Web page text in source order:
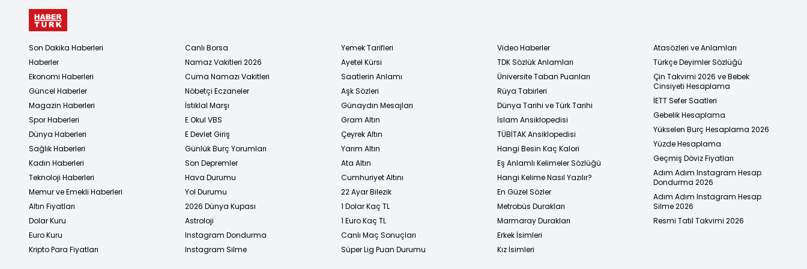
Son Dakika Haberleri
Haberler
Ekonomi Haberleri
Güncel Haberler
Magazin Haberleri
Spor Haberleri
Dünya Haberleri
Sağlık Haberleri
Kadın Haberleri
Teknoloji Haberleri
Memur ve Emekli Haberleri
Altın Fiyatları
Dolar Kuru
Euro Kuru
Kripto Para Fiyatları
Canlı Borsa
Namaz Vakitleri 2026
Cuma Namazı Vakitleri
Nöbetçi Eczaneler
İstiklal Marşı
E Okul VBS
E Devlet Giriş
Günlük Burç Yorumları
Son Depremler
Hava Durumu
Yol Durumu
2026 Dünya Kupası
Astroloji
Instagram Dondurma
Instagram Silme
Yemek Tarifleri
Ayetel Kürsi
Saatlerin Anlamı
Aşk Sözleri
Günaydın Mesajları
Gram Altın
Çeyrek Altın
Yarım Altın
Ata Altın
Cumhuriyet Altını
22 Ayar Bilezik
1 Dolar Kaç TL
1 Euro Kaç TL
Canlı Maç Sonuçları
Süper Lig Puan Durumu
Video Haberler
TDK Sözlük Anlamları
Üniversite Taban Puanları
Rüya Tabirleri
Dünya Tarihi ve Türk Tarihi
İslam Ansiklopedisi
TÜBİTAK Ansiklopedisi
Hangi Besin Kaç Kalori
Eş Anlamlı Kelimeler Sözlüğü
Hangi Kelime Nasıl Yazılır?
En Güzel Sözler
Metrobüs Durakları
Marmaray Durakları
Erkek İsimleri
Kız İsimleri
Atasözleri ve Anlamları
Türkçe Deyimler Sözlüğü
Çin Takvimi 2026 ve Bebek
Cinsiyeti Hesaplama
İETT Sefer Saatleri
Gebelik Hesaplama
Yükselen Burç Hesaplama 2026
Yüzde Hesaplama
Geçmiş Döviz Fiyatları
Adım Adım Instagram Hesap
Dondurma 2026
Adım Adım Instagram Hesap
Silme 2026
Resmi Tatil Takvimi 2026